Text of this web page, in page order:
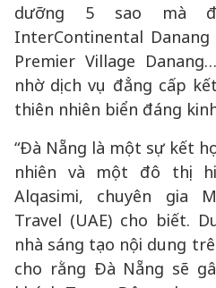
dưỡng 5 sao mà
InterContinental Danang
Premier Village
nhờ dịch vụ đẳng cấp
thiên nhiên biển đáng
“Đà Nẵng là một sự kết
nhiên và một đô thị
Alqasimi, chuyên gia
Travel (UAE) cho biết.
nhà sáng tạo nội dung
cho rằng Đà Nẵng sẽ